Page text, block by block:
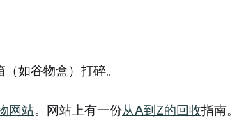
如谷物盒）打碎。
网站。网站上有一份从A到Z的回收指南